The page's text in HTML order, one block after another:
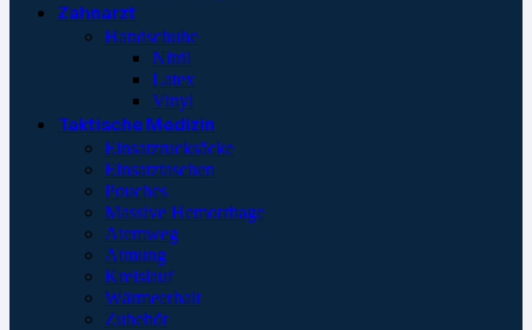
Zahnarzt
Handschuhe
Nitril
Latex
Vinyl
Taktische Medizin
Einsatzrucksäcke
Einsatztaschen
Pouches
Massive Hemorrhage
Atemweg
Atmung
Kreislauf
Wärmeerhalt
Zubehör